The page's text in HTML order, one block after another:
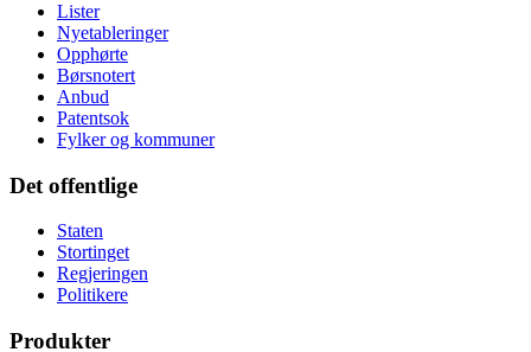
Lister
Nyetableringer
Opphørte
Børsnotert
Anbud
Patentsok
Fylker og kommuner
Det offentlige
Staten
Stortinget
Regjeringen
Politikere
Produkter